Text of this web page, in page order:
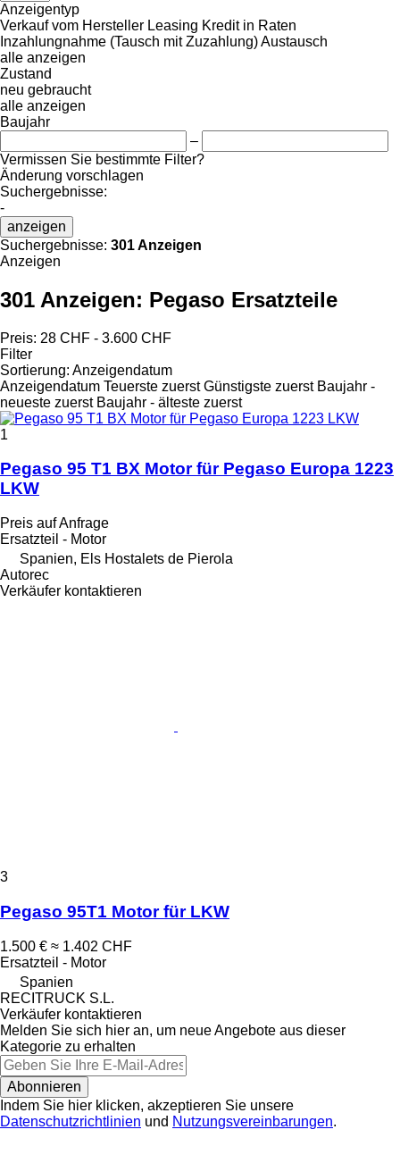
Anzeigentyp
Verkauf vom Hersteller Leasing Kredit in Raten
Inzahlungnahme (Tausch mit Zuzahlung)Austausch
alle anzeigen
Zustand
neu gebraucht
alle anzeigen
Baujahr
–
Vermissen Sie bestimmte Filter?
Änderung vorschlagen
Suchergebnisse:
-
anzeigen
Suchergebnisse: 301 Anzeigen
Anzeigen
301 Anzeigen: Pegaso Ersatzteile
Preis: 28 CHF - 3.600 CHF
Filter
Sortierung: Anzeigendatum
Anzeigendatum Teuerste zuerst Günstigste zuerst Baujahr -
neueste zuerst Baujahr - älteste zuerst
1
Pegaso 95 T1 BX Motor für Pegaso Europa 1223
LKW
Preis auf Anfrage
Ersatzteil - Motor
Spanien, Els Hostalets de Pierola
Autorec
Verkäufer kontaktieren
3
Pegaso 95T1 Motor für LKW
1.500 € ≈ 1.402 CHF
Ersatzteil - Motor
Spanien
RECITRUCK S.L.
Verkäufer kontaktieren
Melden Sie sich hier an, um neue Angebote aus dieser
Kategorie zu erhalten
Abonnieren
Indem Sie hier klicken, akzeptieren Sie unsere
Datenschutzrichtlinien und Nutzungsvereinbarungen.